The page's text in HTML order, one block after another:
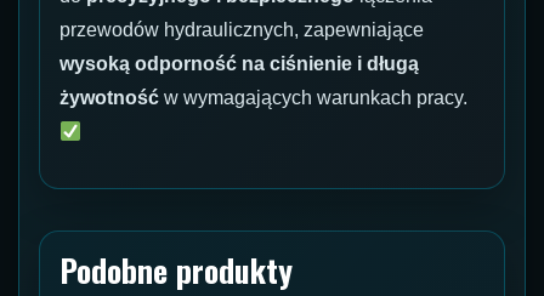
przewodów hydraulicznych, zapewniające
wysoką odporność na ciśnienie i długą
żywotność w wymagających warunkach pracy.
Podobne produkty